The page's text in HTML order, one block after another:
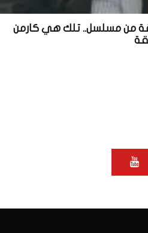
من مسلسل.. تلك هي كارمن